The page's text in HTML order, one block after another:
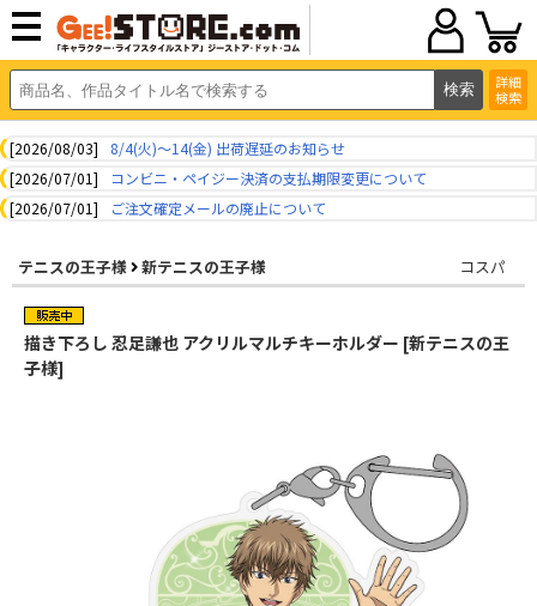
詳細
検索
[2026/08/03]
8/4(火)～14(金) 出荷遅延のお知らせ
[2026/07/01]
コンビニ・ペイジー決済の支払期限変更について
[2026/07/01]
ご注文確定メールの廃止について
テニスの王子様 新テニスの王子様 コスパ
描き下ろし 忍足謙也 アクリルマルチキーホルダー [新テニスの王
子様]